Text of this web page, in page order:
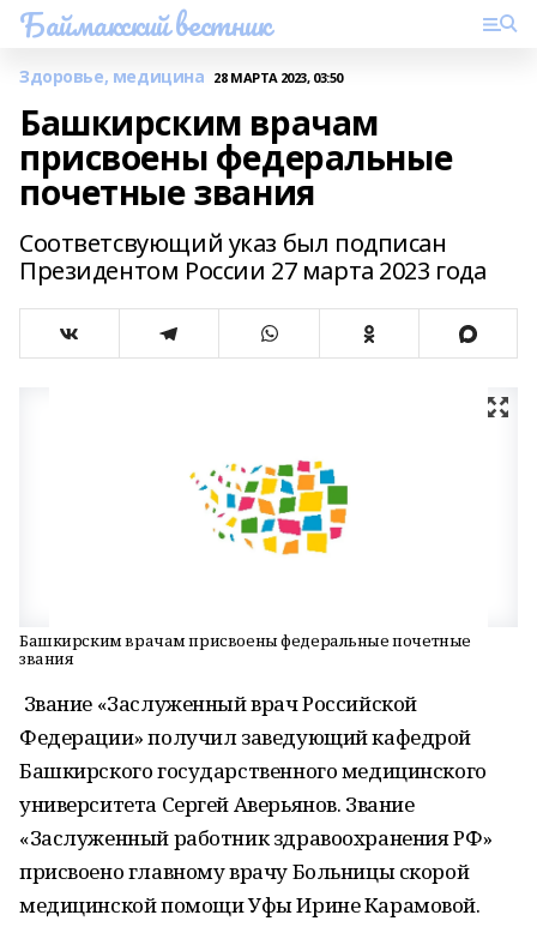
Баймакский вестник
Здоровье, медицина 28 МАРТА 2023, 03:50
Башкирским врачам
присвоены федеральные
почетные звания
Соответсвующий указ был подписан
Президентом России 27 марта 2023 года
Башкирским врачам присвоены федеральные почетные
звания
Звание «Заслуженный врач Российской
Федерации» получил заведующий кафедрой
Башкирского государственного медицинского
университета Сергей Аверьянов. Звание
«Заслуженный работник здравоохранения РФ»
присвоено главному врачу Больницы скорой
медицинской помощи Уфы Ирине Карамовой.